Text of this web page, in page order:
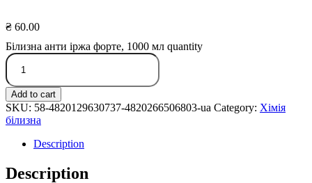
₴ 60.00
Білизна анти іржа форте, 1000 мл quantity
Add to cart
SKU: 58-4820129630737-4820266506803-ua Category: Хімія
білизна
Description
Description